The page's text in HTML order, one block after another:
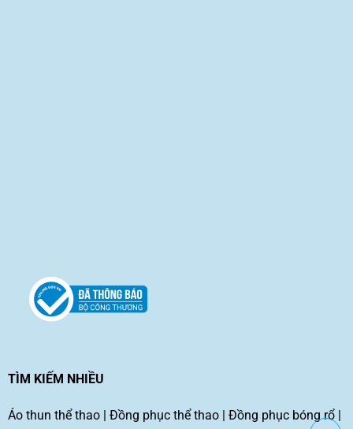
TÌM KIẾM NHIỀU
Áo thun thể thao| Đồng phục thể thao| Đồng phục bóng rổ|